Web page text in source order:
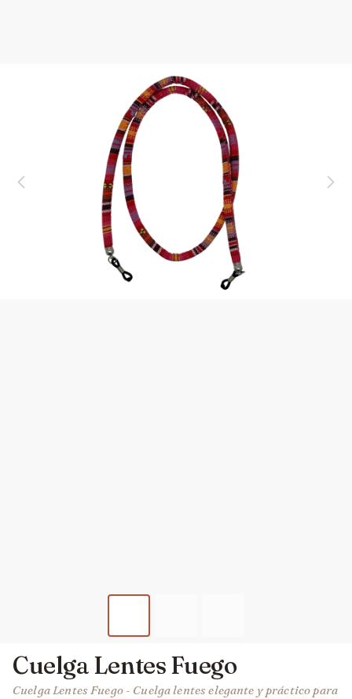
Cuelga Lentes Fuego
Cuelga Lentes Fuego - Cuelga lentes elegante y práctico para